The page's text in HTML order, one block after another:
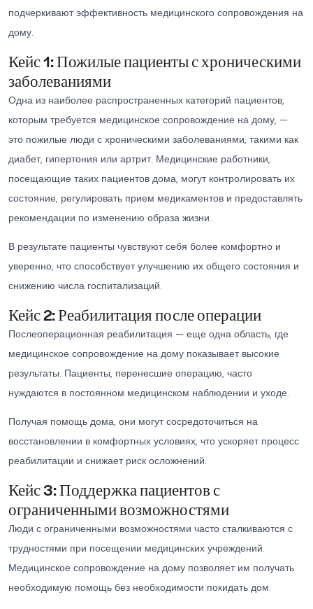
подчеркивают эффективность медицинского сопровождения на
дому.
Кейс 1: Пожилые пациенты с хроническими
заболеваниями
Одна из наиболее распространенных категорий пациентов,
которым требуется медицинское сопровождение на дому, —
это пожилые люди с хроническими заболеваниями, такими как
диабет, гипертония или артрит. Медицинские работники,
посещающие таких пациентов дома, могут контролировать их
состояние, регулировать прием медикаментов и предоставлять
рекомендации по изменению образа жизни.
В результате пациенты чувствуют себя более комфортно и
уверенно, что способствует улучшению их общего состояния и
снижению числа госпитализаций.
Кейс 2: Реабилитация после операции
Послеоперационная реабилитация — еще одна область, где
медицинское сопровождение на дому показывает высокие
результаты. Пациенты, перенесшие операцию, часто
нуждаются в постоянном медицинском наблюдении и уходе.
Получая помощь дома, они могут сосредоточиться на
восстановлении в комфортных условиях, что ускоряет процесс
реабилитации и снижает риск осложнений.
Кейс 3: Поддержка пациентов с
ограниченными возможностями
Люди с ограниченными возможностями часто сталкиваются с
трудностями при посещении медицинских учреждений.
Медицинское сопровождение на дому позволяет им получать
необходимую помощь без необходимости покидать дом.